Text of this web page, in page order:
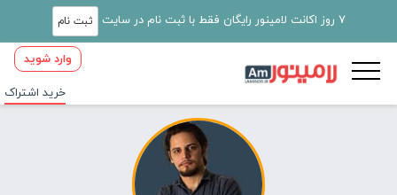
7 روز اکانت لامینور رایگان فقط با ثبت نام در سایت ثبت نام
وارد شوید
خرید اشتراک